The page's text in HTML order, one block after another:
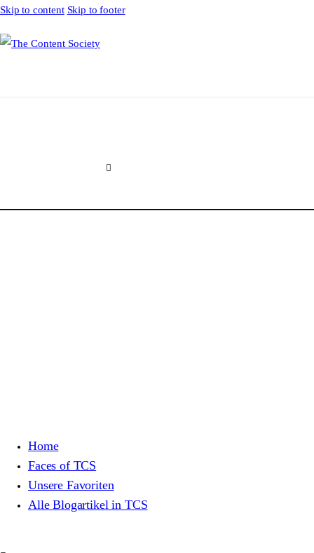
Skip to content Skip to footer
Home
Faces of TCS
Unsere Favoriten
Alle Blogartikel in TCS